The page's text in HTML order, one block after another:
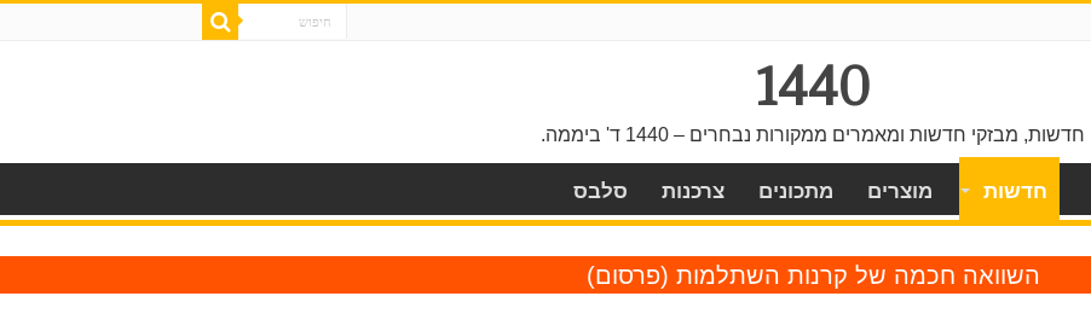
1440
חדשות, מבזקי חדשות ומאמרים ממקורות נבחרים – 1440 ד' ביממה.
חדשות מוצרים מתכונים צרכנות סלבס
השוואה חכמה של קרנות השתלמות (פרסום)